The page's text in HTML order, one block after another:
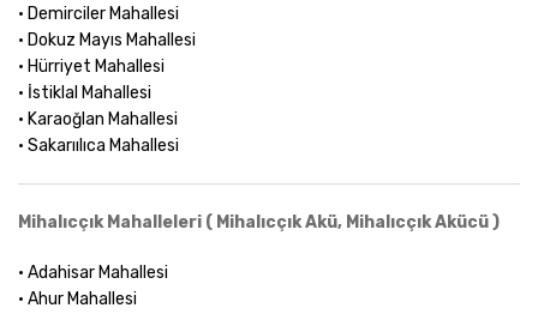
• Demirciler Mahallesi
• Dokuz Mayıs Mahallesi
• Hürriyet Mahallesi
• İstiklal Mahallesi
• Karaoğlan Mahallesi
• Sakarıılıca Mahallesi
Mihalıcçık Mahalleleri ( Mihalıcçık Akü, Mihalıcçık Akücü )
• Adahisar Mahallesi
• Ahur Mahallesi